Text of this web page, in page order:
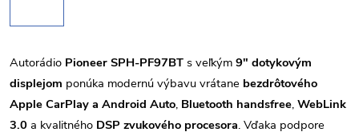
Autorádio Pioneer SPH-PF97BT s veľkým 9" dotykovým
displejom ponúka modernú výbavu vrátane bezdrôtového
Apple CarPlay a Android Auto, Bluetooth handsfree, WebLink
3.0 a kvalitného DSP zvukového procesora. Vďaka podpore